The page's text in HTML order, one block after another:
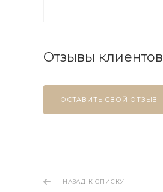
Отзывы клиентов
ОСТАВИТЬ СВОЙ ОТЗЫВ
НАЗАД К СПИСКУ